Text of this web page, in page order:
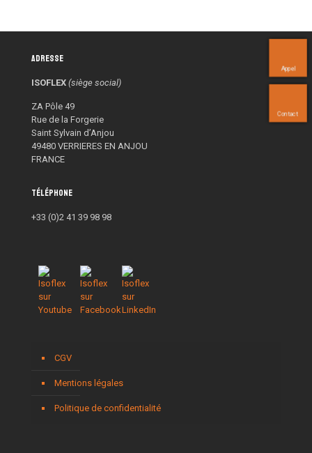
Adresse
ISOFLEX (siège social)
ZA Pôle 49
Rue de la Forgerie
Saint Sylvain d’Anjou
49480 VERRIERES EN ANJOU
FRANCE
Téléphone
+33 (0)2 41 39 98 98
CGV
Mentions légales
Politique de confidentialité
Appel
Contact